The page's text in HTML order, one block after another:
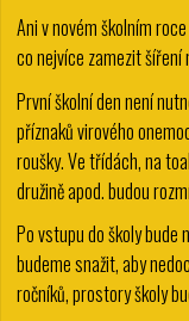
Ani v novém školním
co nejvíce zamezit šíření
První školní den není
příznaků virového
roušky. Ve třídách, na
družině apod. budou
Po vstupu do školy
budeme snažit, aby
ročníků, prostory školy